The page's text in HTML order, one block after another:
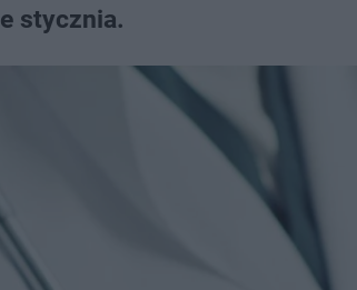
stycznia.